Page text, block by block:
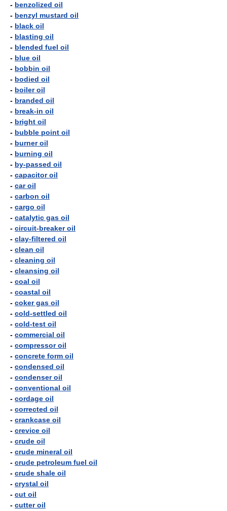
- benzolized oil
- benzyl mustard oil
- black oil
- blasting oil
- blended fuel oil
- blue oil
- bobbin oil
- bodied oil
- boiler oil
- branded oil
- break-in oil
- bright oil
- bubble point oil
- burner oil
- burning oil
- by-passed oil
- capacitor oil
- car oil
- carbon oil
- cargo oil
- catalytic gas oil
- circuit-breaker oil
- clay-filtered oil
- clean oil
- cleaning oil
- cleansing oil
- coal oil
- coastal oil
- coker gas oil
- cold-settled oil
- cold-test oil
- commercial oil
- compressor oil
- concrete form oil
- condensed oil
- condenser oil
- conventional oil
- cordage oil
- corrected oil
- crankcase oil
- crevice oil
- crude oil
- crude mineral oil
- crude petroleum fuel oil
- crude shale oil
- crystal oil
- cut oil
- cutter oil